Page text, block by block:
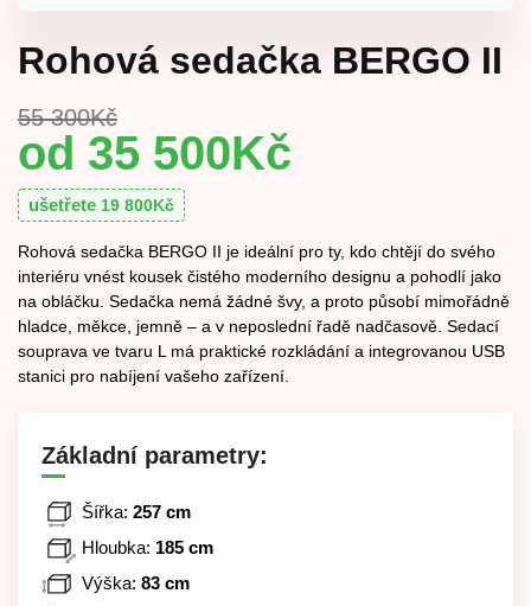
Rohová sedačka BERGO II
55 300Kč
35 500Kč
ušetřete 19 800Kč
Rohová sedačka BERGO II je ideální pro ty, kdo chtějí do svého
interiéru vnést kousek čistého moderního designu a pohodlí jako
na obláčku. Sedačka nemá žádné švy, a proto působí mimořádně
hladce, měkce, jemně – a v neposlední řadě nadčasově. Sedací
souprava ve tvaru L má praktické rozkládání a integrovanou USB
stanici pro nabíjení vašeho zařízení.
Základní parametry:
Šířka: 257 cm
Hloubka: 185 cm
Výška: 83 cm